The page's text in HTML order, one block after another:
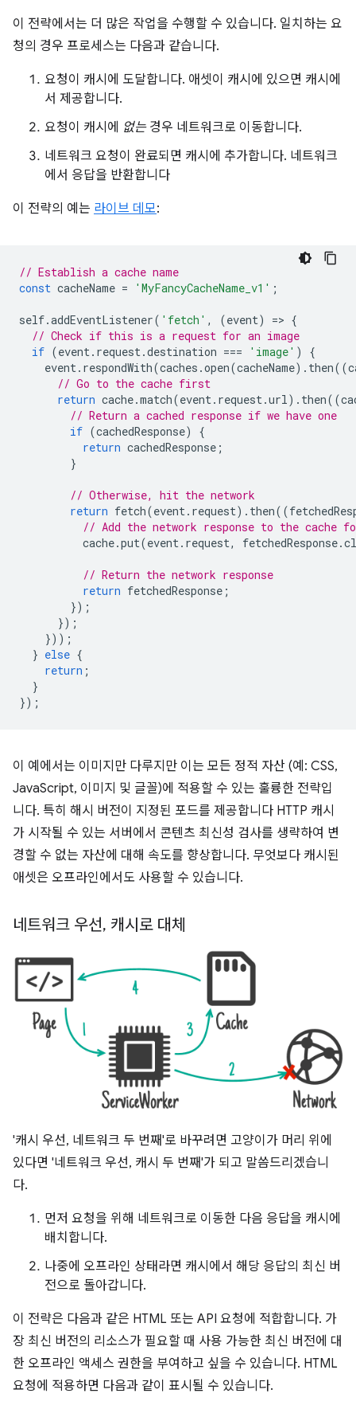
이 전략에서는 더 많은 작업을 수행할 수 있습니다. 일치하는 요
청의 경우 프로세스는 다음과 같습니다.
요청이 캐시에 도달합니다. 애셋이 캐시에 있으면 캐시에
서 제공합니다.
요청이 캐시에 없는경우 네트워크로 이동합니다.
네트워크 요청이 완료되면 캐시에 추가합니다. 네트워크
에서 응답을 반환합니다
이 전략의 예는 라이브 데모:
// Establish a cache name
const cacheName = 'MyFancyCacheName_v1' ;
self.addEventListener( 'fetch' , (event) => {
// Check if this is a request for an image
if (event . request .destination === 'image' )
{
event . respondWith(caches .open(cacheName). then((
// Go to the cache first
return cache.match(event . request .url ). then((
// Return a cached response if we have one
if (cachedResponse)
{
return cachedResponse ;
}
// Otherwise, hit the network
return fetch(event . request). then((
// Add the network response to the
cache.put(event . request, fetchedResponse.
// Return the network response
return fetchedResponse ;
});
});
}));
} else {
return ;
}
});
이 예에서는 이미지만 다루지만 이는 모든 정적 자산 (예: CSS,
JavaScript, 이미지 및 글꼴)에 적용할 수 있는 훌륭한 전략입
니다. 특히 해시 버전이 지정된 포드를 제공합니다 HTTP 캐시
가 시작될 수 있는 서버에서 콘텐츠 최신성 검사를 생략하여 변
경할 수 없는 자산에 대해 속도를 향상합니다. 무엇보다 캐시된
애셋은 오프라인에서도 사용할 수 있습니다.
네트워크 우선, 캐시로 대체
'캐시 우선, 네트워크 두 번째'로 바꾸려면 고양이가 머리 위에
있다면 '네트워크 우선, 캐시 두 번째'가 되고 말씀드리겠습니
다.
먼저 요청을 위해 네트워크로 이동한 다음 응답을 캐시에
배치합니다.
나중에 오프라인 상태라면 캐시에서 해당 응답의 최신 버
전으로 돌아갑니다.
이 전략은 다음과 같은 HTML 또는 API 요청에 적합합니다. 가
장 최신 버전의 리소스가 필요할 때 사용 가능한 최신 버전에 대
한 오프라인 액세스 권한을 부여하고 싶을 수 있습니다. HTML
요청에 적용하면 다음과 같이 표시될 수 있습니다.